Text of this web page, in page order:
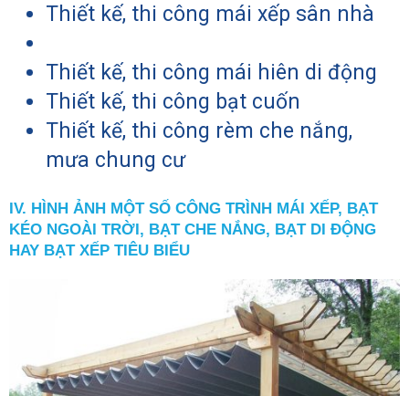
Thiết kế, thi công mái xếp sân nhà
Thiết kế, thi công mái hiên di động
Thiết kế, thi công bạt cuốn
Thiết kế, thi công rèm che nắng,
mưa chung cư
IV. HÌNH ẢNH MỘT SỐ CÔNG TRÌNH MÁI XẾP, BẠT
KÉO NGOÀI TRỜI, BẠT CHE NẮNG, BẠT DI ĐỘNG
HAY BẠT XẾP TIÊU BIỂU